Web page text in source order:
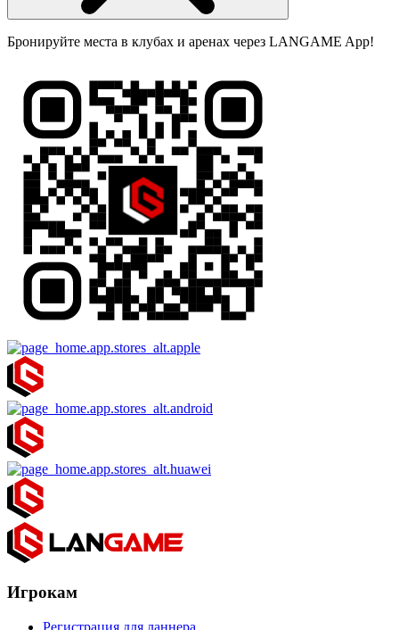
Бронируйте места в клубах и аренах через LANGAME App!
Игрокам
Регистрация для ланнера